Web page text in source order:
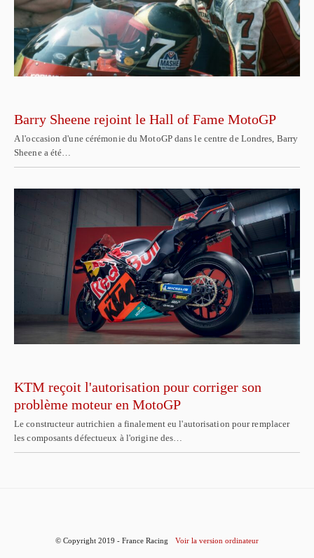
Barry Sheene rejoint le Hall of Fame MotoGP
A l'occasion d'une cérémonie du MotoGP dans le centre de Londres, Barry
Sheene a été…
KTM reçoit l'autorisation pour corriger son
problème moteur en MotoGP
Le constructeur autrichien a finalement eu l'autorisation pour remplacer
les composants défectueux à l'origine des…
© Copyright 2019 - France Racing Voir la version ordinateur